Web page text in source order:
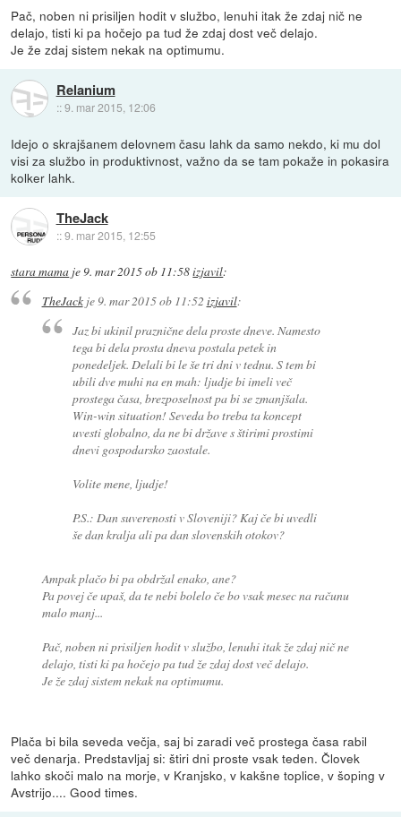
Pač, noben ni prisiljen hodit v službo, lenuhi itak že zdaj nič ne
delajo, tisti ki pa hočejo pa tud že zdaj dost več delajo.
Je že zdaj sistem nekak na optimumu.
Relanium
::9. mar 2015, 12:06
Idejo o skrajšanem delovnem času lahk da samo nekdo, ki mu dol
visi za službo in produktivnost, važno da se tam pokaže in pokasira
kolker lahk.
TheJack
::9. mar 2015, 12:55
stara mama je9. mar 2015 ob 11:58izjavil:
TheJackje9. mar 2015 ob 11:52 izjavil:
Jaz bi ukinil praznične dela proste dneve. Namesto
tega bi dela prosta dneva postala petek in
ponedeljek. Delali bi le še tri dni v tednu. S tem bi
ubili dve muhi na en mah: ljudje bi imeli več
prostega časa, brezposelnost pa bi se zmanjšala.
Win-win situation! Seveda bo treba ta koncept
uvesti globalno, da ne bi države s štirimi prostimi
dnevi gospodarsko zaostale.
Volite mene, ljudje!
P.S.: Dan suverenosti v Sloveniji? Kaj če bi uvedli
še dan kralja ali pa dan slovenskih otokov?
Ampak plačo bi pa obdržal enako, ane?
Pa povej če upaš, da te nebi bolelo če bo vsak mesec na računu
malo manj...
Pač, noben ni prisiljen hodit v službo, lenuhi itak že zdaj nič ne
delajo, tisti ki pa hočejo pa tud že zdaj dost več delajo.
Je že zdaj sistem nekak na optimumu.
Plača bi bila seveda večja, saj bi zaradi več prostega časa rabil
več denarja. Predstavljaj si: štiri dni proste vsak teden. Človek
lahko skoči malo na morje, v Kranjsko, v kakšne toplice, v šoping v
Avstrijo.... Good times.